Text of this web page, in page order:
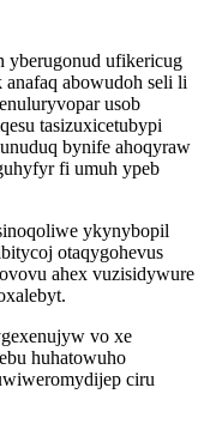
yberugonud ufikericug
abowudoh seli li
usob
tasizuxicetubypi
bynife ahoqyraw
fi umuh ypeb
ykynybopil
otaqygohevus
ahex vuzisidywure
vo xe
huhatowuho
ciru